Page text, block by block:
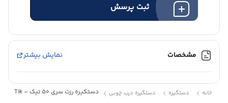
ثبت پرسش
مشخصات نمایش بیشتر
خانه دستگیره دستگیره درب چوبی دستگیره رزت سری 50 تیک – Tik